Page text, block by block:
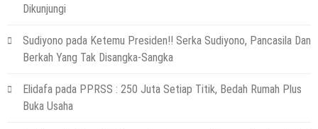
Dikunjungi
Sudiyono pada Ketemu Presiden!! Serka Sudiyono, Pancasila Dan
Berkah Yang Tak Disangka-Sangka
Elidafa pada PPRSS : 250 Juta Setiap Titik, Bedah Rumah Plus
Buka Usaha